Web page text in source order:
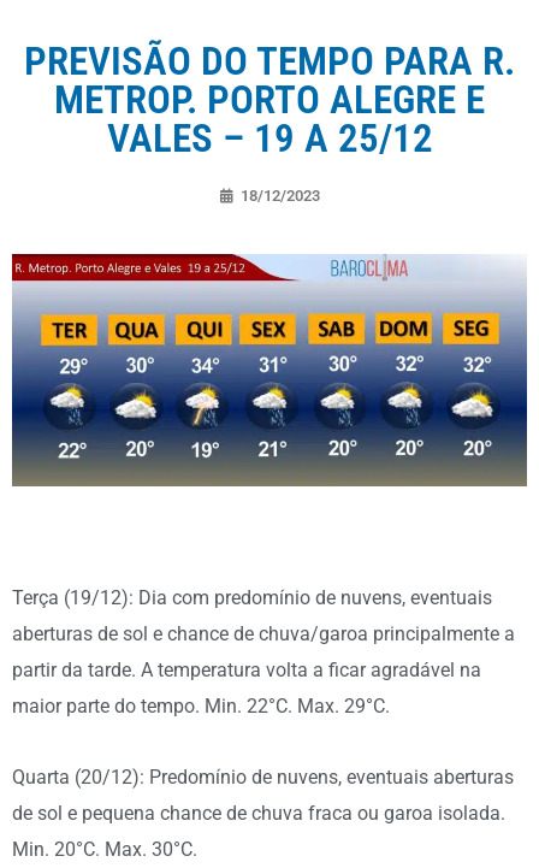
PREVISÃO DO TEMPO PARA R.
METROP. PORTO ALEGRE E
VALES – 19 A 25/12
18/12/2023
Terça (19/12): Dia com predomínio de nuvens, eventuais
aberturas de sol e chance de chuva/garoa principalmente a
partir da tarde. A temperatura volta a ficar agradável na
maior parte do tempo. Min. 22°C. Max. 29°C.
Quarta (20/12): Predomínio de nuvens, eventuais aberturas
de sol e pequena chance de chuva fraca ou garoa isolada.
Min. 20°C. Max. 30°C.